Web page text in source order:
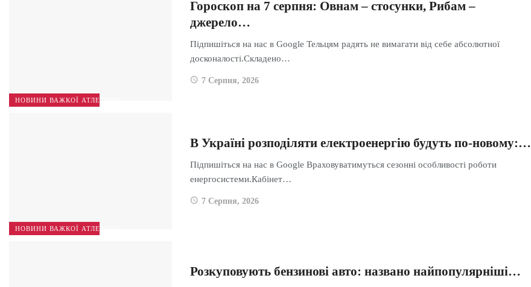
НОВИНИ ВАЖКОЇ АТЛЕТИКИ
Гороскоп на 7 серпня: Овнам – стосунки, Рибам –
джерело…
Підпишіться на нас в Google Тельцям радять не вимагати від себе абсолютної
досконалості.Складено…
7 Серпня, 2026
НОВИНИ ВАЖКОЇ АТЛЕТИКИ
В Україні розподіляти електроенергію будуть по-новому:…
Підпишіться на нас в Google Враховуватимуться сезонні особливості роботи
енергосистеми.Кабінет…
7 Серпня, 2026
Розкуповують бензинові авто: названо найпопулярніші…